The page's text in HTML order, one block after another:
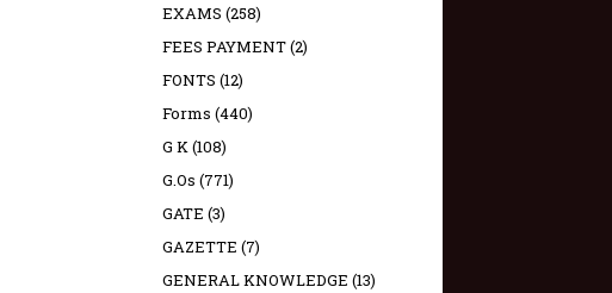
EXAMS (258)
FEES PAYMENT(2)
FONTS (12)
Forms (440)
G K(108)
G.Os (771)
GATE (3)
GAZETTE (7)
GENERAL KNOWLEDGE (13)